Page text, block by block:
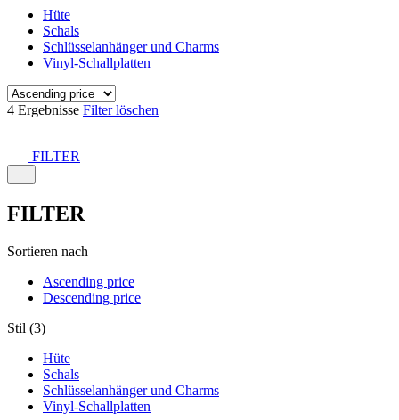
Hüte
Schals
Schlüsselanhänger und Charms
Vinyl-Schallplatten
4 Ergebnisse Filter löschen
FILTER
FILTER
Sortieren nach
Ascending price
Descending price
Stil (3)
Hüte
Schals
Schlüsselanhänger und Charms
Vinyl-Schallplatten